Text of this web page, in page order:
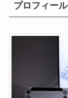
プロフィール